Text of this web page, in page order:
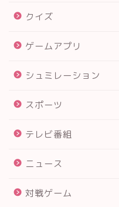
クイズ
ゲームアプリ
シュミレーション
スポーツ
テレビ番組
ニュース
対戦ゲーム